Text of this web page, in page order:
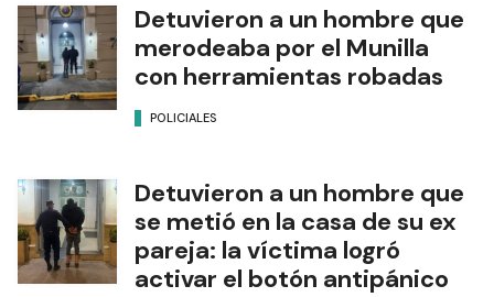
Detuvieron a un hombre que
merodeaba por el Munilla
con herramientas robadas
POLICIALES
Detuvieron a un hombre que
se metió en la casa de su ex
pareja: la víctima logró
activar el botón antipánico